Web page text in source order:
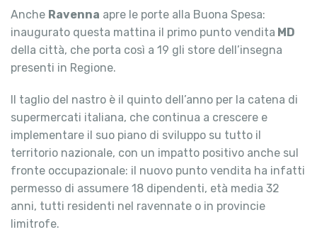
Anche Ravenna apre le porte alla Buona Spesa:
inaugurato questa mattina il primo punto vendita MD
della città, che porta così a 19 gli store dell’insegna
presenti in Regione.
Il taglio del nastro è il quinto dell’anno per la catena di
supermercati italiana, che continua a crescere e
implementare il suo piano di sviluppo su tutto il
territorio nazionale, con un impatto positivo anche sul
fronte occupazionale: il nuovo punto vendita ha infatti
permesso di assumere 18 dipendenti, età media 32
anni, tutti residenti nel ravennate o in provincie
limitrofe.